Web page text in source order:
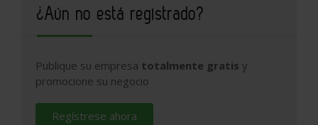
¿Aún no está registrado?
Publique su empresa totalmente gratis y
promocione su negocio
Regístrese ahora